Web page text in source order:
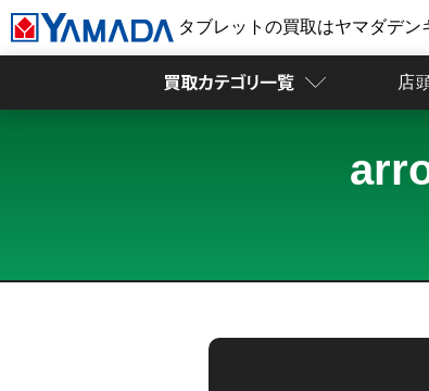
タブレットの買取はヤマダデン
店